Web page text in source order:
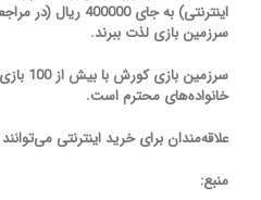
اینترنتی) به جای
سرزمین بازی لذت ببرند.
خانواده‌های محترم است.
علاقه‌مندان برای خرید اینترنتی
منبع: